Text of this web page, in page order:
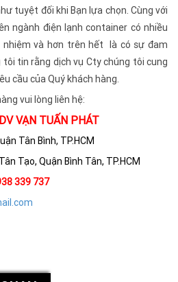
tuyệt đối khi Bạn lựa chọn. Cùng với
ngành điện lạnh container có nhiều
nhiệm và hơn trên hết là có sự đam
tin rằng dịch vụ Cty chúng tôi cung
cầu của Quý khách hàng.
vui lòng liên hệ:
VẠN TUẤN PHÁT
Tân Bình, TP.HCM
Tạo, Quận Bình Tân, TP.HCM
339 737